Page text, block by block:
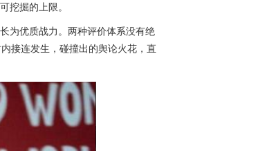
挖掘的上限。
为优质战力。两种评价体系没有绝
接连发生，碰撞出的舆论火花，直